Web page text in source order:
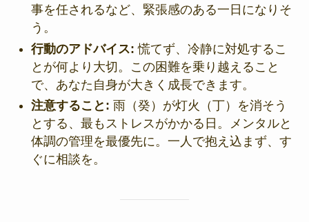
事を任されるなど、緊張感のある一日になりそ
う。
行動のアドバイス: 慌てず、冷静に対処するこ
とが何より大切。この困難を乗り越えること
で、あなた自身が大きく成長できます。
注意すること: 雨（癸）が灯火（丁）を消そう
とする、最もストレスがかかる日。メンタルと
体調の管理を最優先に。一人で抱え込まず、す
ぐに相談を。